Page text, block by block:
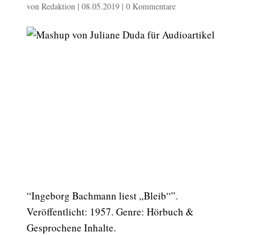
von Redaktion| 08.05.2019| 0 Kommentare
“Ingeborg Bachmann liest „Bleib“”.
Veröffentlicht: 1957. Genre: Hörbuch &
Gesprochene Inhalte.